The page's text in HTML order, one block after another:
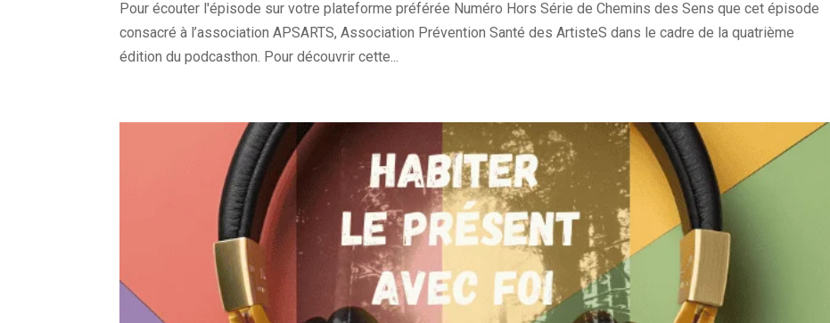
Pour écouter l'épisode sur votre plateforme préférée Numéro Hors Série de Chemins des Sens que cet épisode
consacré à l’association APSARTS, Association Prévention Santé des ArtisteS dans le cadre de la quatrième
édition du podcasthon. Pour découvrir cette...